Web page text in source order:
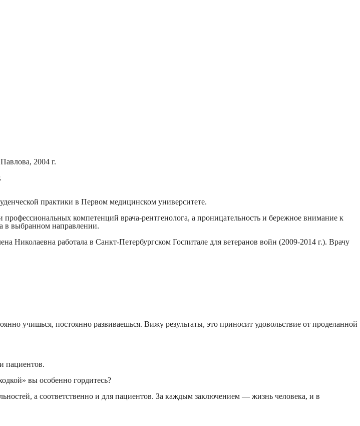
2004 г.
практики в Первом медицинском университете.
компетенций врача-рентгенолога, а проницательность и бережное внимание к
в выбранном направлении.
работала в Санкт-Петербургском Госпитале для ветеранов войн (2009-2014 г.). Врачу
учишься, постоянно развиваешься. Вижу результаты, это приносит удовольствие от проделанной
пациентов.
вы особенно гордитесь?
а соответственно и для пациентов. За каждым заключением — жизнь человека, и в